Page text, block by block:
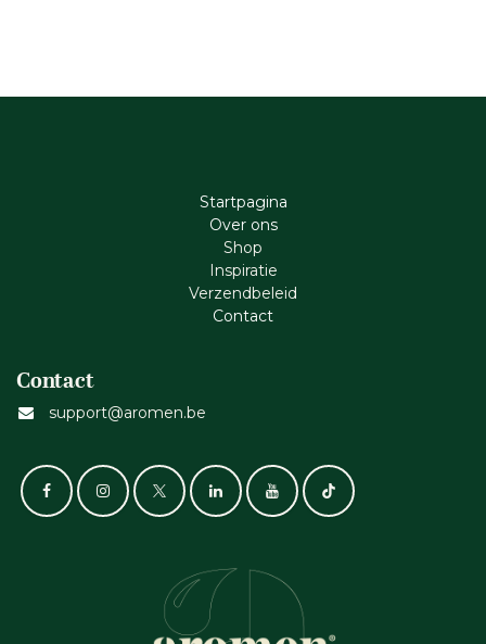
Startpagina
Ove​r​ ons
Shop
Inspiratie
Verzendbeleid
Cont​act
Contact
support@aromen.be